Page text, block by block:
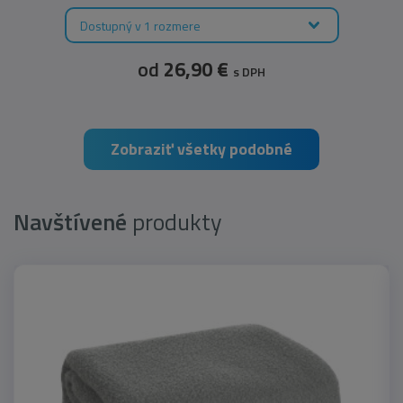
Dostupný v 1 rozmere
od 26,90 € s DPH
Zobraziť všetky podobné
Navštívené produkty